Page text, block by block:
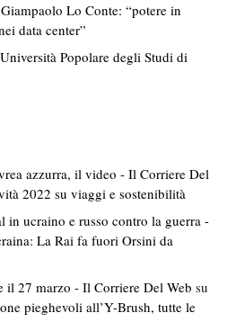
Lo Conte: “potere in
data center”
Popolare degli Studi di
azzurra, il video - Il Corriere Del
2022 su viaggi e sostenibilità
in ucraino e russo contro la guerra -
La Rai fa fuori Orsini da
il 27 marzo - Il Corriere Del Web su
pieghevoli all’Y-Brush, tutte le